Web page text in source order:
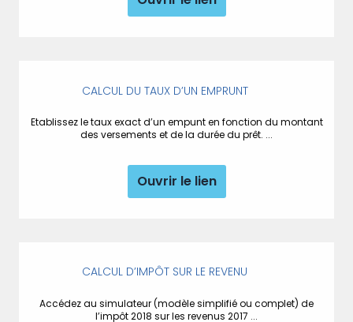
CALCUL DU TAUX D’UN EMPRUNT
Etablissez le taux exact d’un empunt en fonction du montant
des versements et de la durée du prêt. ...
Ouvrir le lien
CALCUL D’IMPÔT SUR LE REVENU
Accédez au simulateur (modèle simplifié ou complet) de
l’impôt 2018 sur les revenus 2017 ...